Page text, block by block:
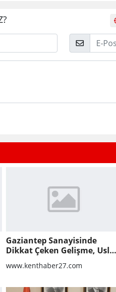
Posta
Gaziantep Sanayisinde
Dikkat Çeken Gelişme, Uslu
Group Finansal Yeniden
Yapılandırma Sürecine Girdi
www.kenthaber27.com